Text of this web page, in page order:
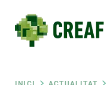
contingut